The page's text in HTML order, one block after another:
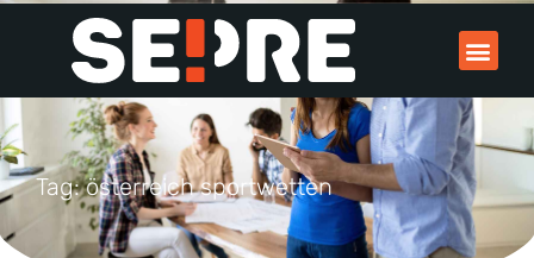
Tag: österreich sportwetten